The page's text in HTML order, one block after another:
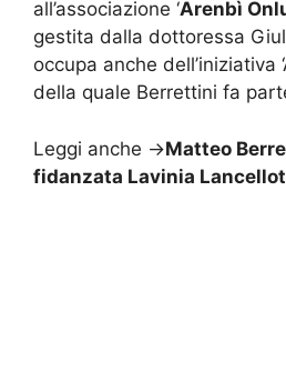
all’associazione ‘Arenbì
gestita dalla dottoressa
occupa anche dell’iniziativa
della quale Berrettini fa
Leggi anche ->Matteo
fidanzata Lavinia